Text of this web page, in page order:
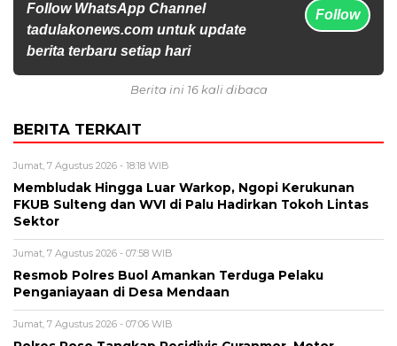
Follow WhatsApp Channel
tadulakonews.com untuk update
berita terbaru setiap hari
Follow
Berita ini 16 kali dibaca
BERITA TERKAIT
Jumat, 7 Agustus 2026 - 18:18 WIB
Membludak Hingga Luar Warkop, Ngopi Kerukunan
FKUB Sulteng dan WVI di Palu Hadirkan Tokoh Lintas
Sektor
Jumat, 7 Agustus 2026 - 07:58 WIB
Resmob Polres Buol Amankan Terduga Pelaku
Penganiayaan di Desa Mendaan
Jumat, 7 Agustus 2026 - 07:06 WIB